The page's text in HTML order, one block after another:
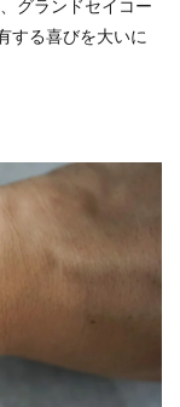
グランドセイコー
する喜びを大いに